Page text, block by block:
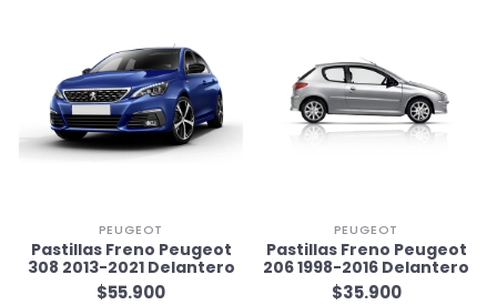
PEUGEOT
Pastillas Freno Peugeot
308 2013-2021 Delantero
$55.900
PEUGEOT
Pastillas Freno Peugeot
206 1998-2016 Delantero
$35.900